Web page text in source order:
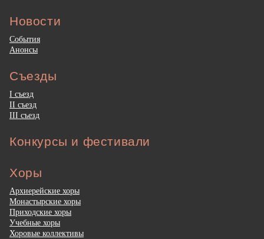
Новости
События
Анонсы
Съезды
I съезд
II съезд
III съезд
Конкурсы и фестивали
Хоры
Архиерейские хоры
Монастырские хоры
Приходские хоры
Учебные хоры
Хоровые коллективы